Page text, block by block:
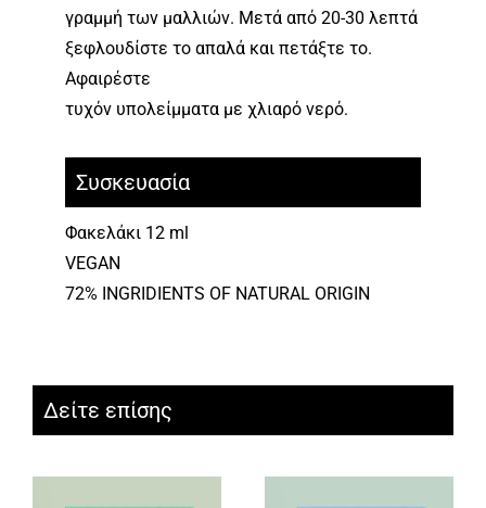
γραμμή των μαλλιών. Μετά από 20-30 λεπτά
ξεφλουδίστε το απαλά και πετάξτε το.
Αφαιρέστε
τυχόν υπολείμματα με χλιαρό νερό.
Συσκευασία
Φακελάκι 12 ml
VEGAN
72% INGRIDIENTS OF NATURAL ORIGIN
Δείτε επίσης